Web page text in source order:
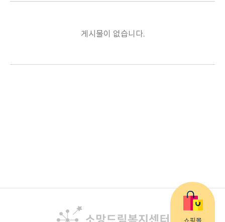
게시물이 없습니다.